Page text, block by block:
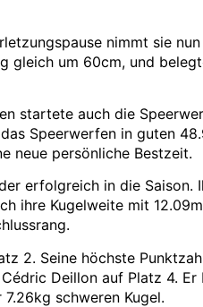
nimmt sie
gleich um 60cm, und
startete auch die
Speerwerfen in guten
neue persönliche Bestzeit.
erfolgreich in die Saison.
ihre Kugelweite mit
2. Seine höchste
Deillon auf Platz 4.
schweren Kugel.